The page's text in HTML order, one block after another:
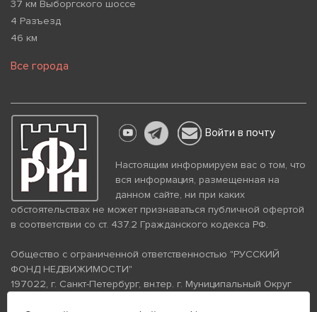
37 км Выборгского шоссе
4 Разъезд
46 км
Все города
Войти в почту
Настоящим информируем вас о том, что
вся информация, размещенная на
данном сайте, ни при каких
обстоятельствах не может признаваться публичной офертой
в соответствии со ст. 437.2 Гражданского кодекса РФ.
Общество с ограниченной ответственностью "РУССКИЙ
ФОНД НЕДВИЖИМОСТИ"
197022, г. Санкт-Петербург, вн.тер. г. Муниципальный Округ